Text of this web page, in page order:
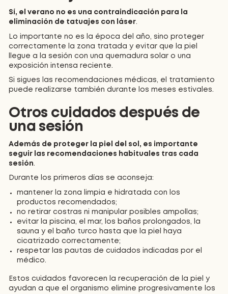
Sí, el verano no es una contraindicación para la
eliminación de tatuajes con láser.
Lo importante no es la época del año, sino proteger
correctamente la zona tratada y evitar que la piel
llegue a la sesión con una quemadura solar o una
exposición intensa reciente.
Si sigues las recomendaciones médicas, el tratamiento
puede realizarse también durante los meses estivales.
Otros cuidados después de
una sesión
Además de proteger la piel del sol, es importante
seguir las recomendaciones habituales tras cada
sesión.
Durante los primeros días se aconseja:
mantener la zona limpia e hidratada con los
productos recomendados;
no retirar costras ni manipular posibles ampollas;
evitar la piscina, el mar, los baños prolongados, la
sauna y el baño turco hasta que la piel haya
cicatrizado correctamente;
respetar las pautas de cuidados indicadas por el
médico.
Estos cuidados favorecen la recuperación de la piel y
ayudan a que el organismo elimine progresivamente los